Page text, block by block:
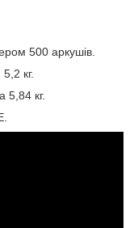
500 аркушів.
кг.
5,84 кг.